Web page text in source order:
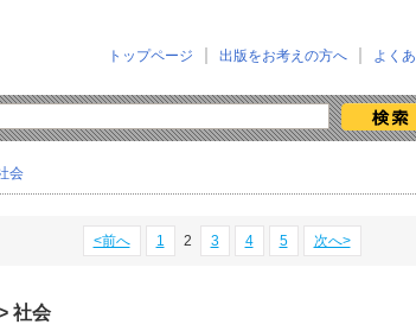
トップページ 出版をお考えの方へ よく
会
<前へ 1 2 3 4 5 次へ>
社会